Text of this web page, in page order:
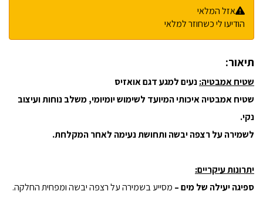
אזל המלאי
הודיעו לי כשחוזר למלאי
תיאור:
שטיח אמבטיה:נעים למגע דגם אואזיס
שטיח אמבטיה איכותי המיועד לשימוש יומיומי, משלב נוחות ועיצוב
נקי.
לשמירה על רצפה יבשה ותחושת נעימה לאחר המקלחת.
יתרונות עיקריים:
ספיגה יעילה של מים – מסייע בשמירה על רצפה יבשה ומפחית החלקה.